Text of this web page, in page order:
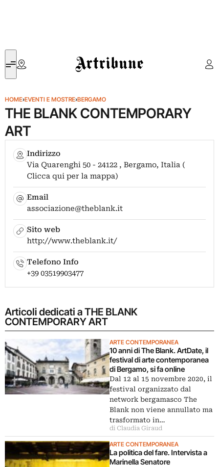
Artribune
HOME›EVENTI E MOSTRE›BERGAMO
THE BLANK CONTEMPORARY
ART
Indirizzo
Via Quarenghi 50 - 24122 , Bergamo, Italia (
Clicca qui per la mappa)
Email
associazione@theblank.it
Sito web
http://www.theblank.it/
Telefono Info
+39 03519903477
Articoli dedicati a THE BLANK
CONTEMPORARY ART
ARTE CONTEMPORANEA
10 anni di The Blank. ArtDate, il
festival di arte contemporanea
di Bergamo, si fa online
Dal 12 al 15 novembre 2020, il
festival organizzato dal
network bergamasco The
Blank non viene annullato ma
trasformato in…
di Claudia Giraud
ARTE CONTEMPORANEA
La politica del fare. Intervista a
Marinella Senatore